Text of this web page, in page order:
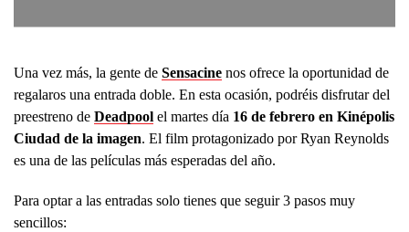
Una vez más, la gente de Sensacine nos ofrece la oportunidad de
regalaros una entrada doble. En esta ocasión, podréis disfrutar del
preestreno de Deadpool el martes día 16 de febrero en Kinépolis
Ciudad de la imagen. El film protagonizado por Ryan Reynolds
es una de las películas más esperadas del año.
Para optar a las entradas solo tienes que seguir 3 pasos muy
sencillos: